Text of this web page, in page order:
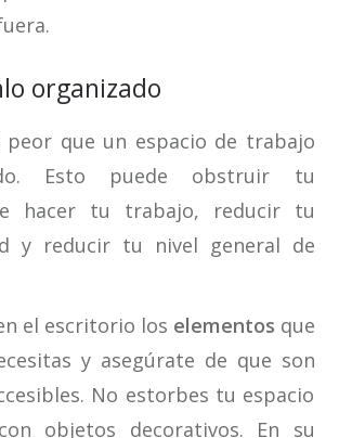
organizado
peor que un espacio de trabajo
Esto puede obstruir tu
hacer tu trabajo, reducir tu
y reducir tu nivel general de
el escritorio los elementos que
y asegúrate de que son
No estorbes tu espacio
objetos decorativos. En su